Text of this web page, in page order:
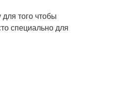
того чтобы
специально для